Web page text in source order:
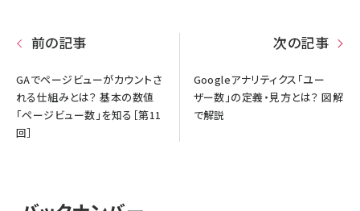
前の記事
GAでページビューがカウントさ
れる仕組みとは？ 基本の数値
「ページビュー数」を知る［第11
回］
次の記事
Googleアナリティクス「ユー
ザー数」の定義・見方とは？ 図解
で解説